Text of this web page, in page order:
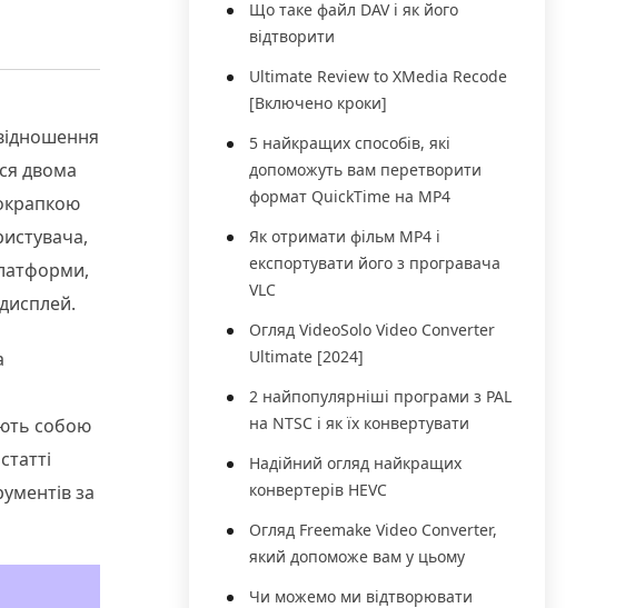
двома
собою
за
Що таке файл DAV і як його
відтворити
Ultimate Review to XMedia Recode
[Включено кроки]
5 найкращих способів, які
допоможуть вам перетворити
формат QuickTime на MP4
Як отримати фільм MP4 і
експортувати його з програвача
VLC
Огляд VideoSolo Video Converter
Ultimate [2024]
2 найпопулярніші програми з PAL
на NTSC і як їх конвертувати
Надійний огляд найкращих
конвертерів HEVC
Огляд Freemake Video Converter,
який допоможе вам у цьому
Чи можемо ми відтворювати